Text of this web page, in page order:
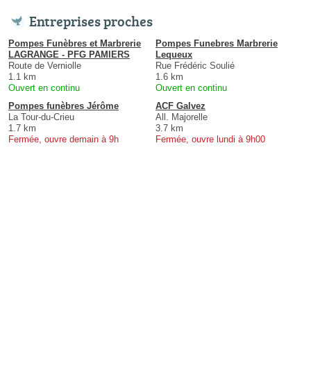
Entreprises proches
Pompes Funèbres et Marbrerie
LAGRANGE - PFG PAMIERS
Route de Verniolle
1.1 km
Ouvert en continu
Pompes Funebres Marbrerie
Lequeux
Rue Frédéric Soulié
1.6 km
Ouvert en continu
Pompes funèbres Jérôme
La Tour-du-Crieu
1.7 km
Fermée, ouvre demain à 9h
ACF Galvez
All. Majorelle
3.7 km
Fermée, ouvre lundi à 9h00